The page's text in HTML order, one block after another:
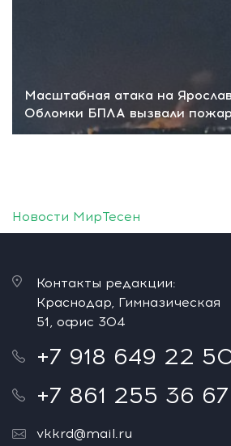
Масштабная атака на
Обломки БПЛА вызвали
Новости МирТесен
Контакты редакции:
Краснодар, Гимназическая
51, офис 304
+7 918 649 22
+7 861 255 36 67
vkkrd@mail.ru